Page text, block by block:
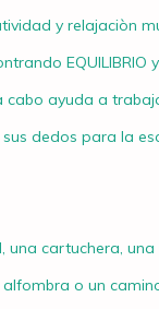
y relajaciòn
EQUILIBRIO y
ayuda a
dedos para la
cartuchera,
o un